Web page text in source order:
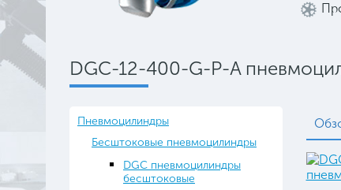
DGC-12-400-G-P-A
Пневмоцилиндры
Бесштоковые пневмоцилиндры
DGC пневмоцилиндры
бесштоковые